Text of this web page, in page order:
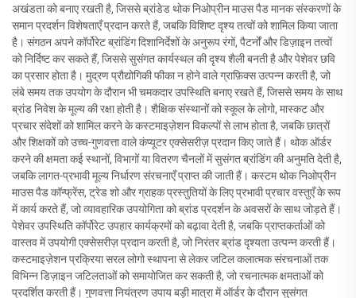
अखंडता को बनाए रखती है, जिससे ब्रांडेड थोक निओप्रीन माउस पैड मानक संस्करणों के
समान प्रदर्शन विशेषताएँ प्रदान करते हैं, जबकि विशिष्ट दृश्य तत्वों को शामिल किया जाता
है। संगठन अपने कॉर्पोरेट ब्रांडिंग दिशानिर्देशों के अनुरूप रंगों, पैटर्नों और डिज़ाइन तत्वों
को निर्दिष्ट कर सकते हैं, जिससे सुसंगत कार्यस्थल की दृश्य शैली बनती है और पेशेवर छवि
का प्रसार होता है। मुद्रण प्रौद्योगिकी फीका न होने वाले ग्राफ़िक्स उत्पन्न करती है, जो
लंबे समय तक उपयोग के दौरान भी चमकदार उपस्थिति बनाए रखते हैं, जिससे समय के साथ
ब्रांड निवेश के मूल्य की रक्षा होती है। शैक्षिक संस्थानों को स्कूल के लोगो, मास्कट और
प्रचार संदेशों को शामिल करने के कस्टमाइज़ेशन विकल्पों से लाभ होता है, जबकि छात्रों
और शिक्षकों को उच्च-गुणवत्ता वाले कंप्यूटर एक्सेसरीज़ प्रदान किए जाते हैं। थोक ऑर्डर
करने की क्षमता कई स्थानों, विभागों या वितरण चैनलों में सुसंगत ब्रांडिंग की अनुमति देती है,
जबकि लागत-प्रभावी मूल्य निर्धारण संरचनाएँ प्राप्त की जाती हैं। कस्टम थोक निओप्रीन
माउस पैड कॉन्फ्रेंस, ट्रेड शो और ग्राहक प्रस्तुतियों के लिए प्रभावी प्रचार वस्तुएँ के रूप
में कार्य करते हैं, जो व्यावहारिक उपयोगिता को ब्रांड प्रदर्शन के अवसरों के साथ जोड़ते हैं।
पेशेवर उपस्थिति कॉर्पोरेट उपहार कार्यक्रमों को बढ़ावा देती है, जबकि प्राप्तकर्ताओं को
वास्तव में उपयोगी एक्सेसरीज़ प्रदान करती है, जो निरंतर ब्रांड दृश्यता उत्पन्न करती हैं।
कस्टमाइज़ेशन प्रक्रिया सरल लोगो स्थापना से लेकर जटिल कलात्मक संरचनाओं तक
विभिन्न डिज़ाइन जटिलताओं को समायोजित कर सकती है, जो रचनात्मक क्षमताओं को
प्रदर्शित करती हैं। गुणवत्ता नियंत्रण उपाय बड़ी मात्रा में ऑर्डर के दौरान सुसंगत